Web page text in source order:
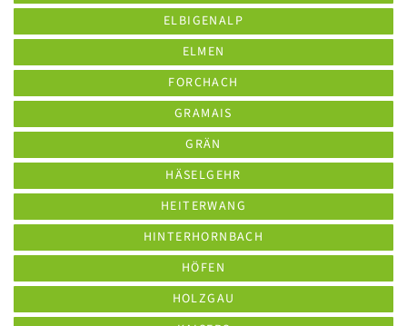
ELBIGENALP
ELMEN
FORCHACH
GRAMAIS
GRÄN
HÄSELGEHR
HEITERWANG
HINTERHORNBACH
HÖFEN
HOLZGAU